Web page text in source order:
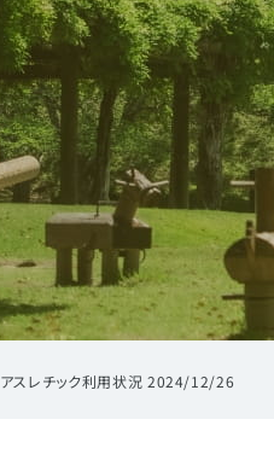
アスレチック利用状況 2024/12/26